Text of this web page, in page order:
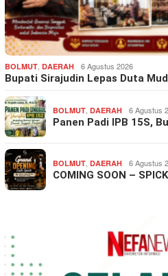
BOLMUT DAERAH 6 Agustus 2026
Bupati Sirajudin Lepas Duta
BOLMUT DAERAH 6 Agustus
Panen Padi IPB 15S,
BOLMUT DAERAH 6 Agustus
COMING SOON –